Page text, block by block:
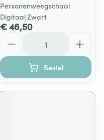
Personenweegschaal
Digitaal Zwart
€ 46,50
Bestel